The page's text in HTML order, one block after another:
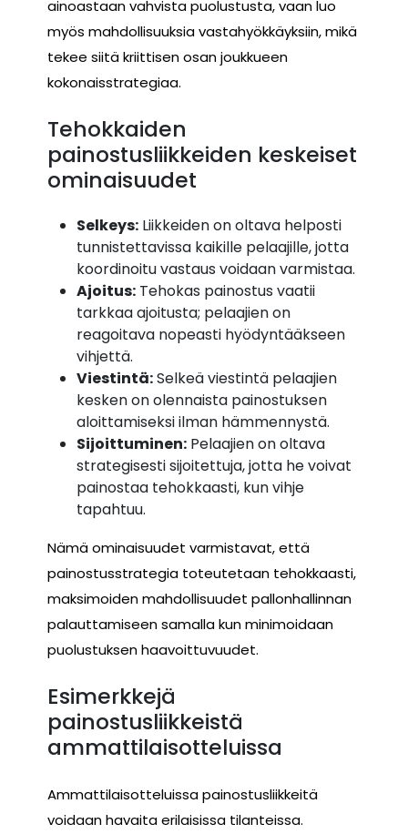
ainoastaan vahvista puolustusta, vaan luo
myös mahdollisuuksia vastahyökkäyksiin, mikä
tekee siitä kriittisen osan joukkueen
kokonaisstrategiaa.
Tehokkaiden
painostusliikkeiden keskeiset
ominaisuudet
Selkeys: Liikkeiden on oltava helposti
tunnistettavissa kaikille pelaajille, jotta
koordinoitu vastaus voidaan varmistaa.
Ajoitus: Tehokas painostus vaatii
tarkkaa ajoitusta; pelaajien on
reagoitava nopeasti hyödyntääkseen
vihjettä.
Viestintä:Selkeä viestintä pelaajien
kesken on olennaista painostuksen
aloittamiseksi ilman hämmennystä.
Sijoittuminen: Pelaajien on oltava
strategisesti sijoitettuja, jotta he voivat
painostaa tehokkaasti, kun vihje
tapahtuu.
Nämä ominaisuudet varmistavat, että
painostusstrategia toteutetaan tehokkaasti,
maksimoiden mahdollisuudet pallonhallinnan
palauttamiseen samalla kun minimoidaan
puolustuksen haavoittuvuudet.
Esimerkkejä
painostusliikkeistä
ammattilaisotteluissa
Ammattilaisotteluissa painostusliikkeitä
voidaan havaita erilaisissa tilanteissa.